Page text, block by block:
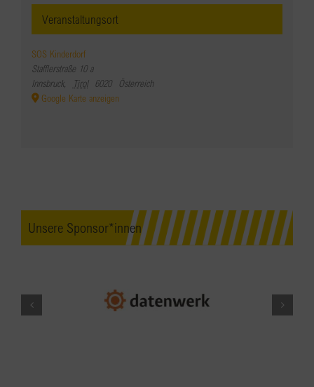
Veranstaltungsort
SOS Kinderdorf
Stafflerstraße 10 a
Innsbruck, Tirol 6020
Österreich
Google Karte anzeigen
Unsere Sponsor*innen